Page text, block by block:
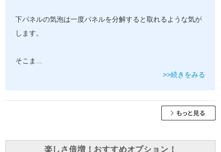
下パネルの気泡は一度パネルを分解すると取れるような気が
します。
そこま ...
>>続きをみる
楽しさ倍増！おすすめオプション！